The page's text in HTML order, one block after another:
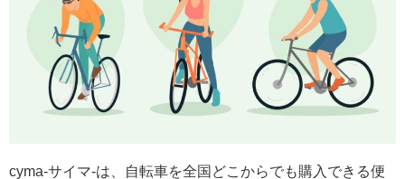
cyma-サイマ-は、自転車を全国どこからでも購入できる便